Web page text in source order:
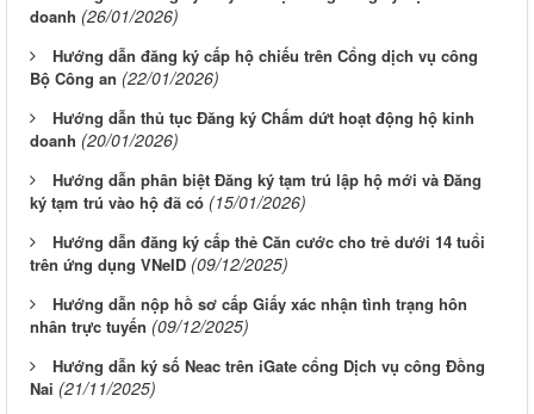
doanh (26/01/2026)
Hướng dẫn đăng ký cấp hộ chiếu trên Cổng dịch vụ công
Bộ Công an (22/01/2026)
Hướng dẫn thủ tục Đăng ký Chấm dứt hoạt động hộ kinh
doanh (20/01/2026)
Hướng dẫn phân biệt Đăng ký tạm trú lập hộ mới và Đăng
ký tạm trú vào hộ đã có (15/01/2026)
Hướng dẫn đăng ký cấp thẻ Căn cước cho trẻ dưới 14 tuổi
trên ứng dụng VNeID (09/12/2025)
Hướng dẫn nộp hồ sơ cấp Giấy xác nhận tình trạng hôn
nhân trực tuyến (09/12/2025)
Hướng dẫn ký số Neac trên iGate cổng Dịch vụ công Đồng
Nai (21/11/2025)